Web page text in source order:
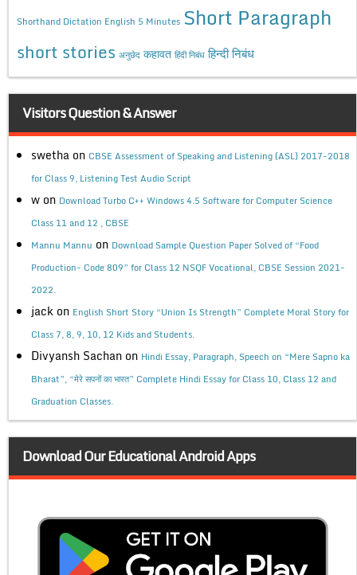
Shorthand Dictation English 5 Minutes Short Paragraph
short stories अनुछेद कहावत हिंदी निबंध हिन्दी निबंध
Visitors Question & Answer
swetha on CBSE Assessment of Speaking and Listening (ASL) 2017-2018
for Class 9, Listening Test Audio Script
w on Download Turbo C++ Windows 4.5 Software for Computer Science
Class 11 and 12 , CBSE
Mannu Mannu on Download Sample Question Paper Solved of “Food
Production- Code 809” for Class 12 NSQF Vocational, CBSE Session 2021-
2022.
jack on English Short Story “Union Is Strength” Complete Moral Story for
Class 7, 8, 9, 10, 12 Kids and Students.
Divyansh Sachan on Hindi Essay, Paragraph, Speech on “Mere Sapno ka
Bharat”, “मेरे सपनों का भारत” Complete Hindi Essay for Class 10, Class 12 and
Graduation Classes.
Download Our Educational Android Apps